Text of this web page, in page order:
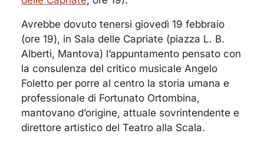
Avrebbe dovuto tenersi giovedì 19 febbraio
(ore 19), in Sala delle Capriate (piazza L. B.
Alberti, Mantova) l’appuntamento pensato con
la consulenza del critico musicale Angelo
Foletto per porre al centro la storia umana e
professionale di Fortunato Ortombina,
mantovano d’origine, attuale sovrintendente e
direttore artistico del Teatro alla Scala.